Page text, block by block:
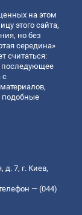
на этом
этого сайта,
но без
середина»
считаться:
последующее
с
подобные
7, г. Киев,
— (044)